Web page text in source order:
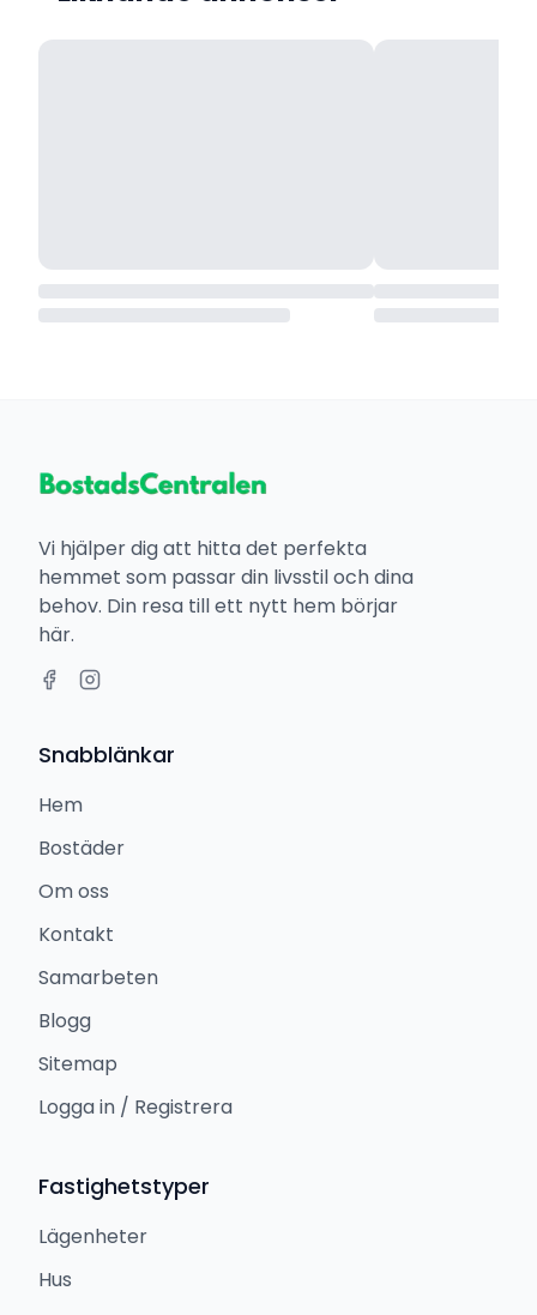
Vi hjälper dig att hitta det perfekta
hemmet som passar din livsstil och dina
behov. Din resa till ett nytt hem börjar
här.
Snabblänkar
Hem
Bostäder
Om oss
Kontakt
Samarbeten
Blogg
Sitemap
Logga in / Registrera
Fastighetstyper
Lägenheter
Hus